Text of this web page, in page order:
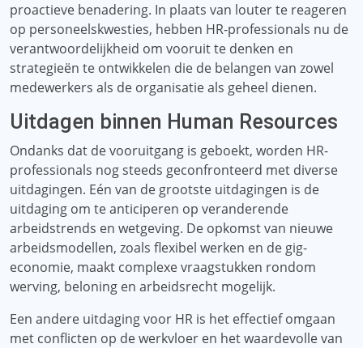
proactieve benadering. In plaats van louter te reageren
op personeelskwesties, hebben HR-professionals nu de
verantwoordelijkheid om vooruit te denken en
strategieën te ontwikkelen die de belangen van zowel
medewerkers als de organisatie als geheel dienen.
Uitdagen binnen Human Resources
Ondanks dat de vooruitgang is geboekt, worden HR-
professionals nog steeds geconfronteerd met diverse
uitdagingen. Eén van de grootste uitdagingen is de
uitdaging om te anticiperen op veranderende
arbeidstrends en wetgeving. De opkomst van nieuwe
arbeidsmodellen, zoals flexibel werken en de gig-
economie, maakt complexe vraagstukken rondom
werving, beloning en arbeidsrecht mogelijk.
Een andere uitdaging voor HR is het effectief omgaan
met conflicten op de werkvloer en het waardevolle van